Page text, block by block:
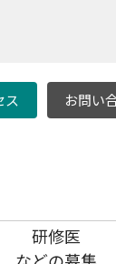
ス お問い
研修医